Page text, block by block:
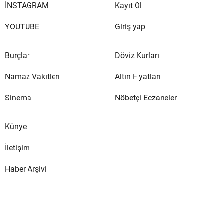
İNSTAGRAM
YOUTUBE
Kayıt Ol
Giriş yap
Burçlar
Namaz Vakitleri
Sinema
Döviz Kurları
Altın Fiyatları
Nöbetçi Eczaneler
Künye
İletişim
Haber Arşivi